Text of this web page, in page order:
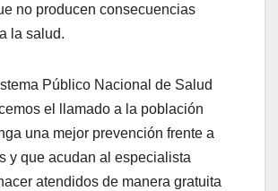
no producen consecuencias
la salud.
Público Nacional de Salud
el llamado a la población
una mejor prevención frente a
y que acudan al especialista
atendidos de manera gratuita